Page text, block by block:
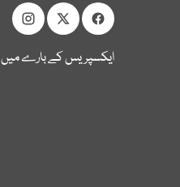
ایکسپریس کے بارے میں